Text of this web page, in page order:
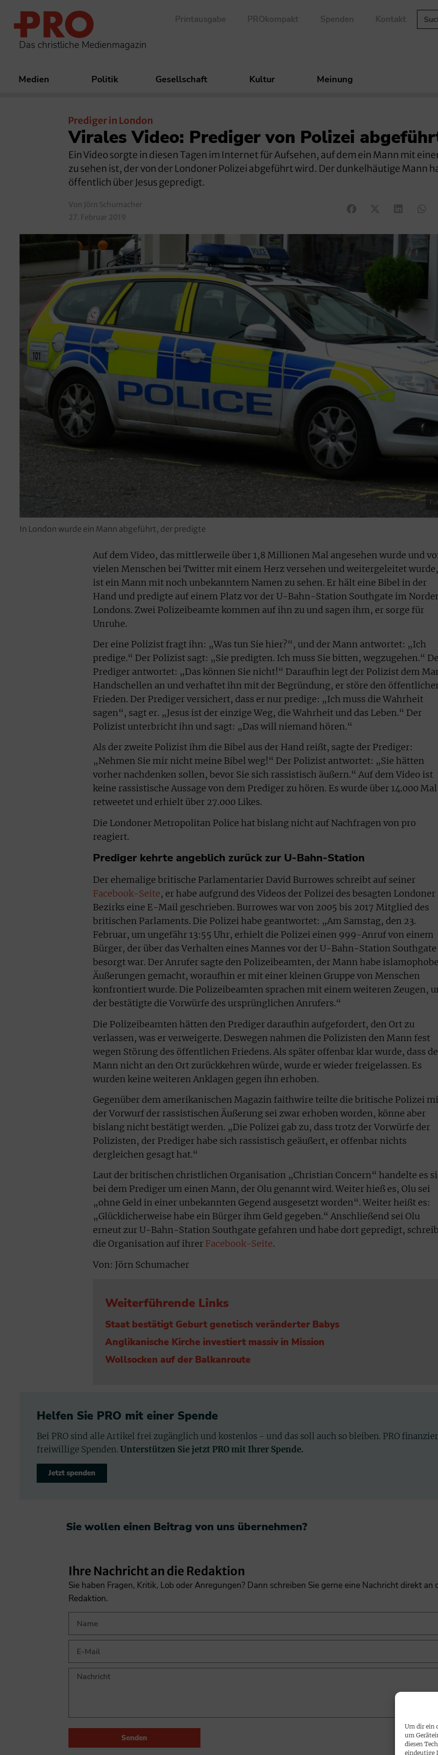
Um dir ein
um
diesen
eindeutige
Das christliche Medienmagazin
Printausgabe PROkompakt Spenden Kontakt
Medien Politik Gesellschaft Kultur Meinung
Prediger in London
Virales Video: Prediger von Polizei
Ein Video sorgte in diesen Tagen im Internet für Aufsehen, auf dem ein Mann mit
zu sehen ist, der von der Londoner Polizei abgeführt wird. Der dunkelhäutige Mann
öffentlich über Jesus gepredigt.
Von Jörn Schumacher
27. Februar 2019
In London wurde ein Mann abgeführt, der predigte
Auf dem Video, das mittlerweile über 1,8 Millionen Mal angesehen wurde und
vielen Menschen bei Twitter mit einem Herz versehen und weitergeleitet wurde,
ist ein Mann mit noch unbekanntem Namen zu sehen. Er hält eine Bibel in der
Hand und predigte auf einem Platz vor der U-Bahn-Station Southgate im
Londons. Zwei Polizeibeamte kommen auf ihn zu und sagen ihm, er sorge für
Unruhe.
Der eine Polizist fragt ihn: „Was tun Sie hier?“, und der Mann antwortet: „Ich
predige.“ Der Polizist sagt: „Sie predigten. Ich muss Sie bitten, wegzugehen.“
Prediger antwortet: „Das können Sie nicht!“ Daraufhin legt der Polizist dem
Handschellen an und verhaftet ihn mit der Begründung, er störe den
Frieden. Der Prediger versichert, dass er nur predige: „Ich muss die Wahrheit
sagen“, sagt er. „Jesus ist der einzige Weg, die Wahrheit und das Leben.“ Der
Polizist unterbricht ihn und sagt: „Das will niemand hören.“
Als der zweite Polizist ihm die Bibel aus der Hand reißt, sagte der Prediger:
„Nehmen Sie mir nicht meine Bibel weg!“ Der Polizist antwortet: „Sie hätten
vorher nachdenken sollen, bevor Sie sich rassistisch äußern.“ Auf dem Video ist
keine rassistische Aussage von dem Prediger zu hören. Es wurde über 14.000 Mal
retweetet und erhielt über 27.000 Likes.
Die Londoner Metropolitan Police hat bislang nicht auf Nachfragen von pro
reagiert.
Prediger kehrte angeblich zurück zur U-Bahn-Station
Der ehemalige britische Parlamentarier David Burrowes schreibt auf seiner
Facebook-Seite, er habe aufgrund des Videos der Polizei des besagten Londoner
Bezirks eine E-Mail geschrieben. Burrowes war von 2005 bis 2017 Mitglied des
britischen Parlaments. Die Polizei habe geantwortet: „Am Samstag, den 23.
Februar, um ungefähr 13:55 Uhr, erhielt die Polizei einen 999-Anruf von einem
Bürger, der über das Verhalten eines Mannes vor der U-Bahn-Station Southgate
besorgt war. Der Anrufer sagte den Polizeibeamten, der Mann habe islamophobe
Äußerungen gemacht, woraufhin er mit einer kleinen Gruppe von Menschen
konfrontiert wurde. Die Polizeibeamten sprachen mit einem weiteren Zeugen,
der bestätigte die Vorwürfe des ursprünglichen Anrufers.“
Die Polizeibeamten hätten den Prediger daraufhin aufgefordert, den Ort zu
verlassen, was er verweigerte. Deswegen nahmen die Polizisten den Mann fest
wegen Störung des öffentlichen Friedens. Als später offenbar klar wurde, dass
Mann nicht an den Ort zurückkehren würde, wurde er wieder freigelassen. Es
wurden keine weiteren Anklagen gegen ihn erhoben.
Gegenüber dem amerikanischen Magazin faithwire teilte die britische Polizei
der Vorwurf der rassistischen Äußerung sei zwar erhoben worden, könne aber
bislang nicht bestätigt werden. „Die Polizei gab zu, dass trotz der Vorwürfe der
Polizisten, der Prediger habe sich rassistisch geäußert, er offenbar nichts
dergleichen gesagt hat.“
Laut der britischen christlichen Organisation „Christian Concern“ handelte es
bei dem Prediger um einen Mann, der Olu genannt wird. Weiter hieß es, Olu sei
„ohne Geld in einer unbekannten Gegend ausgesetzt worden“. Weiter heißt es:
„Glücklicherweise habe ein Bürger ihm Geld gegeben.“ Anschließend sei Olu
erneut zur U-Bahn-Station Southgate gefahren und habe dort gepredigt,
die Organisation auf ihrer Facebook-Seite.
Von: Jörn Schumacher
Weiterführende Links
Staat bestätigt Geburt genetisch veränderter Babys
Anglikanische Kirche investiert massiv in Mission
Wollsocken auf der Balkanroute
Helfen Sie PRO mit einer Spende
Bei PRO sind alle Artikel frei zugänglich und kostenlos - und das soll auch so bleiben. PRO
freiwillige Spenden. Unterstützen Sie jetzt PRO mit Ihrer Spende.
Jetzt spenden
Sie wollen einen Beitrag von uns übernehmen?​
Ihre Nachricht an die Redaktion
Sie haben Fragen, Kritik, Lob oder Anregungen? Dann schreiben Sie gerne eine Nachricht direkt an
Redaktion.
Senden